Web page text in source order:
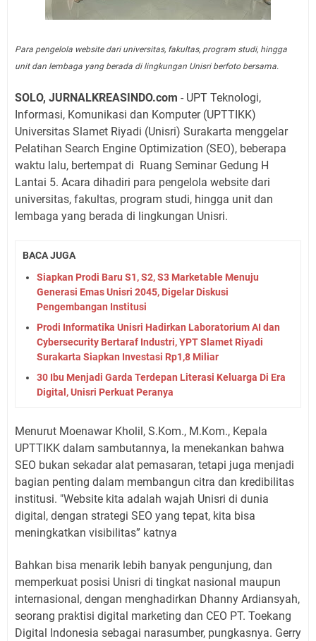
Para pengelola website dari universitas, fakultas, program studi, hingga
unit dan lembaga yang berada di lingkungan Unisri berfoto bersama.
SOLO, JURNALKREASINDO.com - UPT Teknologi,
Informasi, Komunikasi dan Komputer (UPTTIKK)
Universitas Slamet Riyadi (Unisri) Surakarta menggelar
Pelatihan Search Engine Optimization (SEO), beberapa
waktu lalu, bertempat di Ruang Seminar Gedung H
Lantai 5. Acara dihadiri para pengelola website dari
universitas, fakultas, program studi, hingga unit dan
lembaga yang berada di lingkungan Unisri.
BACA JUGA
Siapkan Prodi Baru S1, S2, S3 Marketable Menuju
Generasi Emas Unisri 2045, Digelar Diskusi
Pengembangan Institusi
Prodi Informatika Unisri Hadirkan Laboratorium AI dan
Cybersecurity Bertaraf Industri, YPT Slamet Riyadi
Surakarta Siapkan Investasi Rp1,8 Miliar
30 Ibu Menjadi Garda Terdepan Literasi Keluarga Di Era
Digital, Unisri Perkuat Peranya
Menurut Moenawar Kholil, S.Kom., M.Kom., Kepala
UPTTIKK dalam sambutannya, Ia menekankan bahwa
SEO bukan sekadar alat pemasaran, tetapi juga menjadi
bagian penting dalam membangun citra dan kredibilitas
institusi. "Website kita adalah wajah Unisri di dunia
digital, dengan strategi SEO yang tepat, kita bisa
meningkatkan visibilitas” katnya
Bahkan bisa menarik lebih banyak pengunjung, dan
memperkuat posisi Unisri di tingkat nasional maupun
internasional, dengan menghadirkan Dhanny Ardiansyah,
seorang praktisi digital marketing dan CEO PT. Toekang
Digital Indonesia sebagai narasumber, pungkasnya. Gerry